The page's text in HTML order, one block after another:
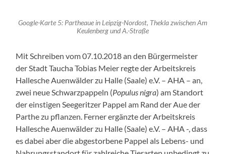
Google-Karte 5: Partheaue in Leipzig-Nordost, Thekla zwischen Am
Keulenberg und A.-Straße
Mit Schreiben vom 07.10.2018 an den Bürgermeister
der Stadt Taucha Tobias Meier regte der Arbeitskreis
Hallesche Auenwälder zu Halle (Saale) e.V. – AHA – an,
zwei neue Schwarzpappeln (Populus nigra) am Standort
der einstigen Seegeritzer Pappel am Rand der Aue der
Parthe zu pflanzen. Ferner ergänzte der Arbeitskreis
Hallesche Auenwälder zu Halle (Saale) e.V. – AHA -, dass
es dabei aber die abgestorbene Pappel als Lebens- und